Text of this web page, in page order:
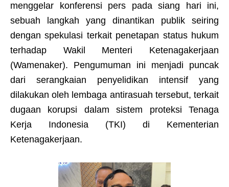
menggelar konferensi pers pada siang hari ini,
sebuah langkah yang dinantikan publik seiring
dengan spekulasi terkait penetapan status hukum
terhadap Wakil Menteri Ketenagakerjaan
(Wamenaker). Pengumuman ini menjadi puncak
dari serangkaian penyelidikan intensif yang
dilakukan oleh lembaga antirasuah tersebut, terkait
dugaan korupsi dalam sistem proteksi Tenaga
Kerja Indonesia (TKI) di Kementerian
Ketenagakerjaan.